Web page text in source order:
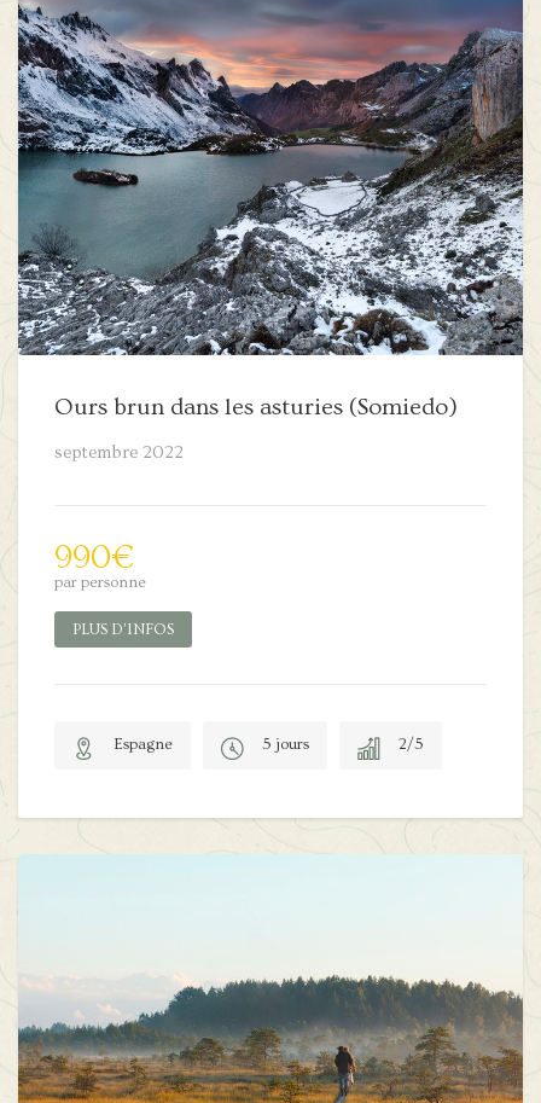
Ours brun dans les asturies (Somiedo)
septembre 2022
990€
par personne
PLUS D'INFOS
Espagne 5 jours 2/5